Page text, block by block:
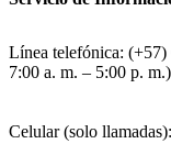
Línea telefónica: (+57)
7:00 a. m. – 5:00 p. m.)
Celular (solo